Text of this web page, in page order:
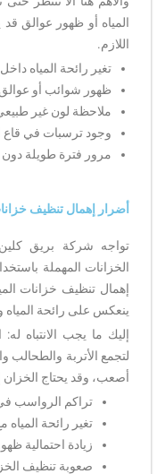
المياه أو ظهور عوالق
اللازم.
تغير رائحة المياه
ظهور شوائب أو
ملاحظة لون غير
وجود ترسبات في قاع
مرور فترة طويلة دون
أضرار إهمال تنظيف
تواجه شركة بريق
الخزانات المهملة
إهمال تنظيف خزانات
ينعكس على رائحة المياه
إليك ما يجب الانتباه
لتجمع الأتربة
أصعب، وقد يحتاج
تراكم الرواسب
تغير رائحة
زيادة احتمالية
صعوبة تنظيف